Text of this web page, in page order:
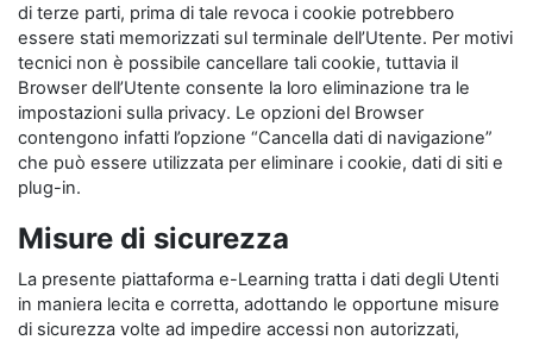
di terze parti, prima di tale revoca i cookie potrebbero
essere stati memorizzati sul terminale dell’Utente. Per motivi
tecnici non è possibile cancellare tali cookie, tuttavia il
Browser dell’Utente consente la loro eliminazione tra le
impostazioni sulla privacy. Le opzioni del Browser
contengono infatti l’opzione “Cancella dati di navigazione”
che può essere utilizzata per eliminare i cookie, dati di siti e
plug-in.
Misure di sicurezza
La presente piattaforma e-Learning tratta i dati degli Utenti
in maniera lecita e corretta, adottando le opportune misure
di sicurezza volte ad impedire accessi non autorizzati,